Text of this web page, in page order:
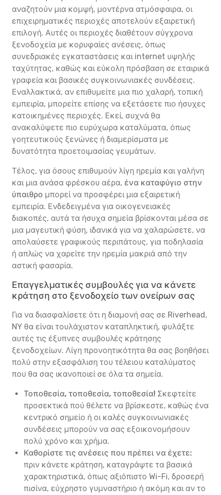
αναζητούν μια κομψή, μοντέρνα ατμόσφαιρα, οι
επιχειρηματικές περιοχές αποτελούν εξαιρετική
επιλογή. Αυτές οι περιοχές διαθέτουν σύγχρονα
ξενοδοχεία με κορυφαίες ανέσεις, όπως
συνεδριακές εγκαταστάσεις και internet υψηλής
ταχύτητας, καθώς και εύκολη πρόσβαση σε εταιρικά
γραφεία και βασικές συγκοινωνιακές συνδέσεις.
Εναλλακτικά, αν επιθυμείτε μια πιο χαλαρή, τοπική
εμπειρία, μπορείτε επίσης να εξετάσετε πιο ήσυχες
κατοικημένες περιοχές. Εκεί, συχνά θα
ανακαλύψετε πιο ευρύχωρα καταλύματα, όπως
γοητευτικούς ξενώνες ή διαμερίσματα με
δυνατότητα προετοιμασίας γευμάτων.
Τέλος, για όσους επιθυμούν λίγη ηρεμία και γαλήνη
και μια ανάσα φρέσκου αέρα, ένα καταφύγιο στην
ύπαιθρο μπορεί να προσφέρει μια εξαιρετική
εμπειρία. Ενδεδειγμένα για οικογενειακές
διακοπές, αυτά τα ήσυχα σημεία βρίσκονται μέσα σε
μια μαγευτική φύση, ιδανικά για να χαλαρώσετε, να
απολαύσετε γραφικούς περιπάτους, για ποδηλασία
ή απλώς να χαρείτε την ηρεμία μακριά από την
αστική φασαρία.
Επαγγελματικές συμβουλές για να κάνετε
κράτηση στο ξενοδοχείο των ονείρων σας
Για να διασφαλίσετε ότι η διαμονή σας σε Riverhead,
NY θα είναι τουλάχιστον καταπληκτική, φυλάξτε
αυτές τις έξυπνες συμβουλές κράτησης
ξενοδοχείων. Λίγη προνοητικότητα θα σας βοηθήσει
πολύ στην εξασφάλιση του τέλειου καταλύματος
που θα σας ικανοποιεί σε όλα τα σημεία.
Τοποθεσία, τοποθεσία, τοποθεσία! Σκεφτείτε
προσεκτικά πού θέλετε να βρίσκεστε, καθώς ένα
κεντρικό σημείο ή οι καλές συγκοινωνιακές
συνδέσεις μπορούν να σας εξοικονομήσουν
πολύ χρόνο και χρήμα.
Καθορίστε τις ανέσεις που πρέπει να έχετε:
πριν κάνετε κράτηση, καταγράψτε τα βασικά
χαρακτηριστικά, όπως αξιόπιστο Wi-Fi, δροσερή
πισίνα, εύχρηστο γυμναστήριο ή ακόμη και αν το